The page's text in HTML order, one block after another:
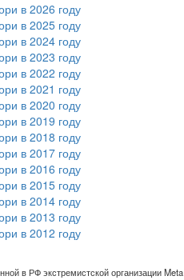
в 2026 году
в 2025 году
в 2024 году
в 2023 году
в 2022 году
в 2021 году
в 2020 году
в 2019 году
в 2018 году
в 2017 году
в 2016 году
в 2015 году
в 2014 году
в 2013 году
в 2012 году
в РФ экстремистской организации Meta